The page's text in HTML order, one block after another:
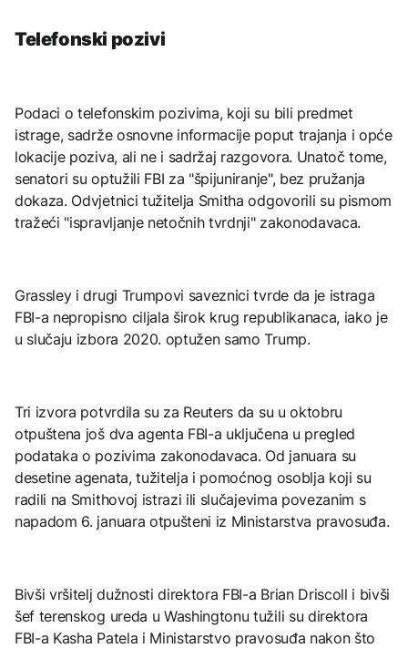
Telefonski pozivi
Podaci o telefonskim pozivima, koji su bili predmet
istrage, sadrže osnovne informacije poput trajanja i opće
lokacije poziva, ali ne i sadržaj razgovora. Unatoč tome,
senatori su optužili FBI za "špijuniranje", bez pružanja
dokaza. Odvjetnici tužitelja Smitha odgovorili su pismom
tražeći "ispravljanje netočnih tvrdnji" zakonodavaca.
Grassley i drugi Trumpovi saveznici tvrde da je istraga
FBI-a nepropisno ciljala širok krug republikanaca, iako je
u slučaju izbora 2020. optužen samo Trump.
Tri izvora potvrdila su za Reuters da su u oktobru
otpuštena još dva agenta FBI-a uključena u pregled
podataka o pozivima zakonodavaca. Od januara su
desetine agenata, tužitelja i pomoćnog osoblja koji su
radili na Smithovoj istrazi ili slučajevima povezanim s
napadom 6. januara otpušteni iz Ministarstva pravosuđa.
Bivši vršitelj dužnosti direktora FBI-a Brian Driscoll i bivši
šef terenskog ureda u Washingtonu tužili su direktora
FBI-a Kasha Patela i Ministarstvo pravosuđa nakon što